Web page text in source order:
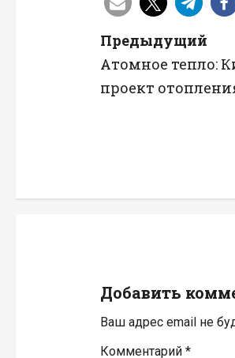
Н
а
а
я
п
Предыдущий
Атомное тепло:
проект
Добавить
Ваш адрес email не
Комментарий *